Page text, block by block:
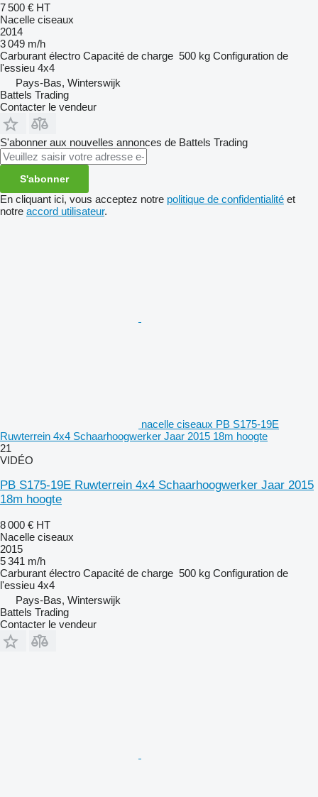
7 500 € HT
Nacelle ciseaux
2014
3 049 m/h
Carburant électro Capacité de charge 500 kg Configuration de
l'essieu 4x4
Pays-Bas, Winterswijk
Battels Trading
Contacter le vendeur
S'abonner aux nouvelles annonces de Battels Trading
S'abonner
En cliquant ici, vous acceptez notre politique de confidentialité et
notre accord utilisateur.
nacelle ciseaux PB S175-19E
Ruwterrein 4x4 Schaarhoogwerker Jaar 2015 18m hoogte
21
VIDÉO
PB S175-19E Ruwterrein 4x4 Schaarhoogwerker Jaar 2015
18m hoogte
8 000 € HT
Nacelle ciseaux
2015
5 341 m/h
Carburant électro Capacité de charge 500 kg Configuration de
l'essieu 4x4
Pays-Bas, Winterswijk
Battels Trading
Contacter le vendeur